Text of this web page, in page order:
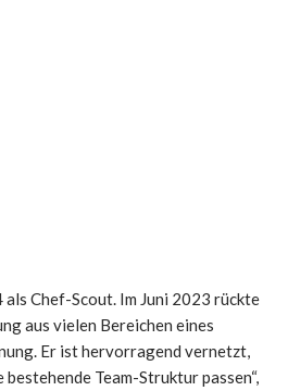
als Chef-Scout. Im Juni 2023 rückte
aus vielen Bereichen eines
Er ist hervorragend vernetzt,
Team-Struktur passen“,